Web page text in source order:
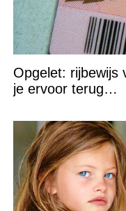
Opgelet: rijbewijs
je ervoor terug…